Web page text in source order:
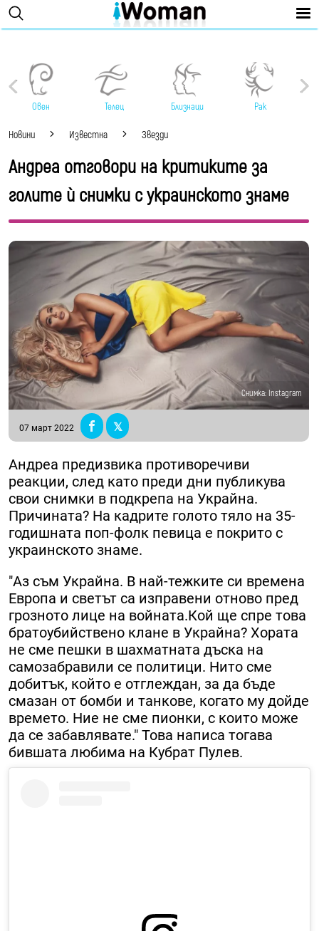
Овен Телец Близнаци Рак
Новини Известна Звезди
Андреа отговори на критиките за
голите ѝ снимки с украинското знаме
Снимка: Instagram
07 март 2022
Андреа предизвика противоречиви
реакции, след като преди дни публикува
свои снимки в подкрепа на Украйна.
Причината? На кадрите голото тяло на 35-
годишната поп-фолк певица е покрито с
украинското знаме.
"Аз съм Украйна. В най-тежките си времена
Европа и светът са изправени отново пред
грозното лице на войната.Кой ще спре това
братоубийствено клане в Украйна? Хората
не сме пешки в шахматната дъска на
самозабравили се политици. Нито сме
добитък, който е отглеждан, за да бъде
смазан от бомби и танкове, когато му дойде
времето. Ние не сме пионки, с които може
да се забавлявате." Това написа тогава
бившата любима на Кубрат Пулев.